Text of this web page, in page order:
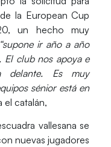
la European Cup
un hecho muy
“supone ir año a año
El club nos apoya e
delante. Es muy
sénior está en
el catalán,
vallesana se
nuevas jugadores